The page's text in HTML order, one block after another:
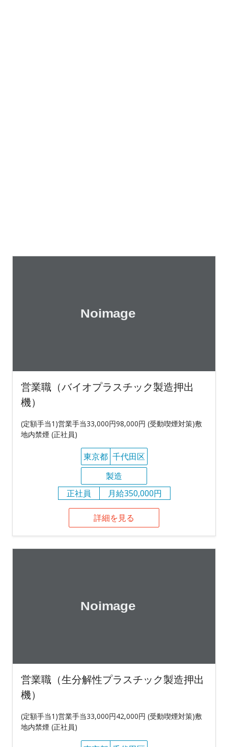
営業職（バイオプラスチック製造押出
機）
(定額手当1)営業手当33,000円98,000円 (受動喫煙対策)敷
地内禁煙 (正社員)
東京都 千代田区
製造
正社員
月給350,000円
詳細を見る
営業職（生分解性プラスチック製造押出
機）
(定額手当1)営業手当33,000円42,000円 (受動喫煙対策)敷
地内禁煙 (正社員)